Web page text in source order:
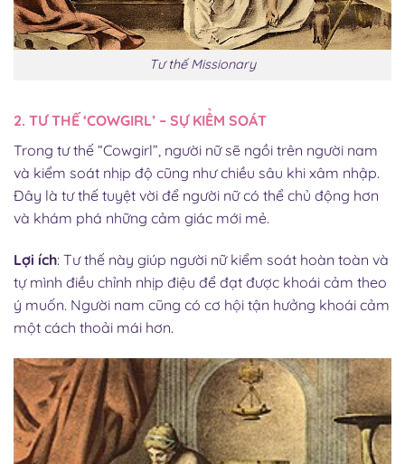
Tư thế Missionary
2. TƯ THẾ ‘COWGIRL’ – SỰ KIỂM SOÁT
Trong tư thế “Cowgirl”, người nữ sẽ ngồi trên người nam
và kiểm soát nhịp độ cũng như chiều sâu khi xâm nhập.
Đây là tư thế tuyệt vời để người nữ có thể chủ động hơn
và khám phá những cảm giác mới mẻ.
Lợi ích: Tư thế này giúp người nữ kiểm soát hoàn toàn và
tự mình điều chỉnh nhịp điệu để đạt được khoái cảm theo
ý muốn. Người nam cũng có cơ hội tận hưởng khoái cảm
một cách thoải mái hơn.